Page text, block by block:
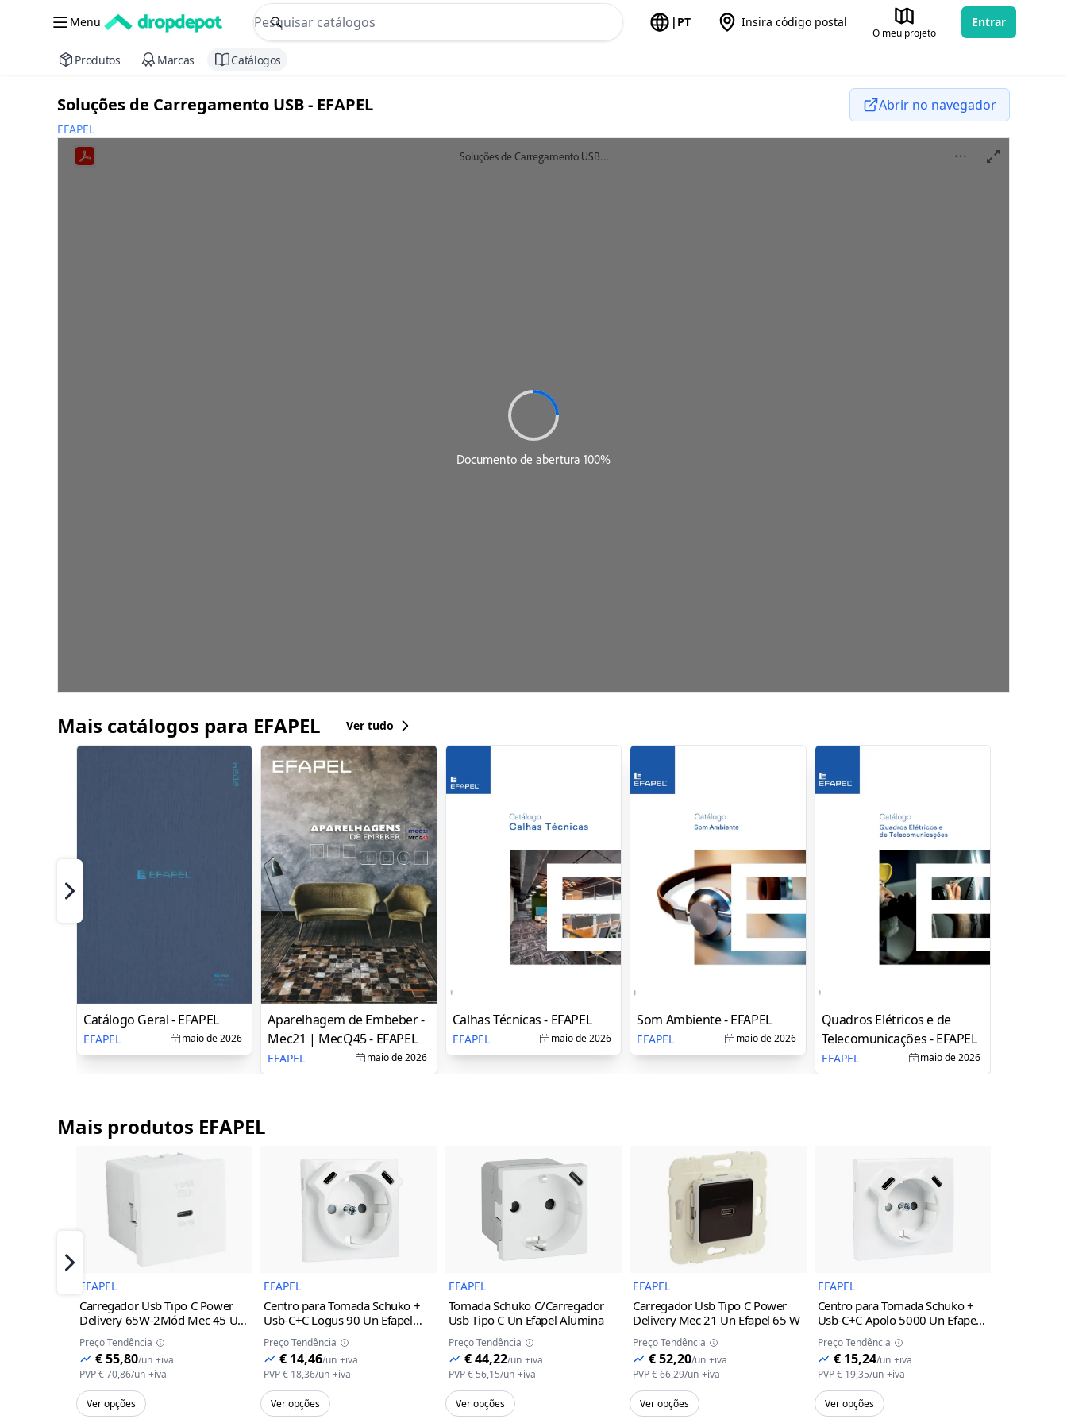
Menu
commerce search no header
Procurar
| PT Insira código postal
O meu projeto
Entrar
Produtos Marcas Catálogos
Soluções de Carregamento USB - EFAPEL Abrir no navegador
EFAPEL
Mais catálogos para EFAPEL Ver tudo
Catálogo Geral - EFAPEL
EFAPEL maio de 2026
Aparelhagem de Embeber -
Mec21 | MecQ45 - EFAPEL
EFAPEL maio de 2026
Calhas Técnicas - EFAPEL
EFAPEL maio de 2026
Som Ambiente - EFAPEL
EFAPEL maio de 2026
Quadros Elétricos e de
Telecomunicações - EFAPEL
EFAPEL maio de 2026
Próximo
Mais produtos EFAPEL
Imagem do Produto
EFAPEL
Carregador Usb Tipo C Power
Delivery 65W-2Mód Mec 45 Un
Alumina
Preço Tendência
€ 55,80/un +iva
PVP€ 70,86/un +iva
Ver opções
Imagem do Produto
EFAPEL
Centro para Tomada Schuko +
Usb-C+C Logus 90 Un Efapel
Preço Tendência
€ 14,46/un +iva
PVP€ 18,36/un +iva
Ver opções
Imagem do Produto
EFAPEL
Tomada Schuko C/Carregador
Usb Tipo C Un Efapel Alumina
Preço Tendência
€ 44,22/un +iva
PVP€ 56,15/un +iva
Ver opções
Imagem do Produto
EFAPEL
Carregador Usb Tipo C Power
Delivery Mec 21 Un Efapel 65 W
Preço Tendência
€ 52,20/un +iva
PVP€ 66,29/un +iva
Ver opções
Imagem do Produto
EFAPEL
Centro para Tomada Schuko +
Usb-C+C Apolo 5000 Un Efapel
Branco Mate
Preço Tendência
€ 15,24/un +iva
PVP€ 19,35/un +iva
Ver opções
Próximo